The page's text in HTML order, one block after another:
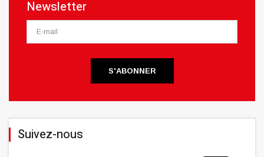
Newsletter
S'ABONNER
Suivez-nous